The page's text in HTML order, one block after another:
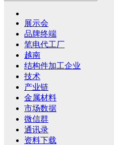
展示会
品牌终端
笔电代工厂
越南
结构件加工企业
技术
产业链
金属材料
市场数据
微信群
通讯录
资料下载